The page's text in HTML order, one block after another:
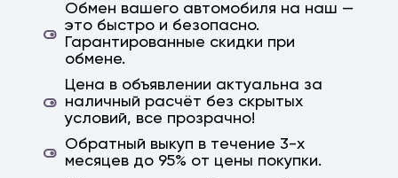
Обмен вашего автомобиля на наш —
это быстро и безопасно.
Гарантированные скидки при
обмене.
Цена в объявлении актуальна за
наличный расчёт без скрытых
условий, все прозрачно!
Обратный выкуп в течение 3-х
месяцев до 95% от цены покупки.